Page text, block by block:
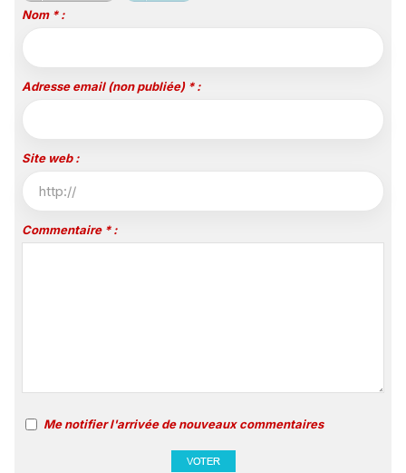
Nom * :
Adresse email (non publiée) * :
Site web :
Commentaire * :
Me notifier l'arrivée de nouveaux commentaires